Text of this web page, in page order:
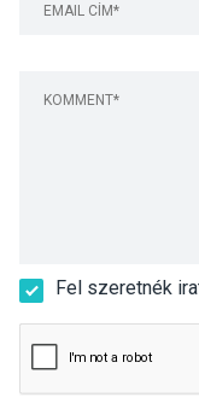
Fel szeretnék